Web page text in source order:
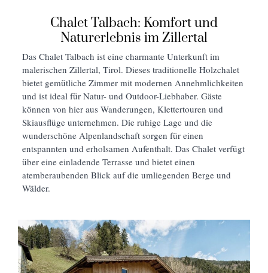
Chalet Talbach: Komfort und
Naturerlebnis im Zillertal
Das Chalet Talbach ist eine charmante Unterkunft im
malerischen Zillertal, Tirol. Dieses traditionelle Holzchalet
bietet gemütliche Zimmer mit modernen Annehmlichkeiten
und ist ideal für Natur- und Outdoor-Liebhaber. Gäste
können von hier aus Wanderungen, Klettertouren und
Skiausflüge unternehmen. Die ruhige Lage und die
wunderschöne Alpenlandschaft sorgen für einen
entspannten und erholsamen Aufenthalt. Das Chalet verfügt
über eine einladende Terrasse und bietet einen
atemberaubenden Blick auf die umliegenden Berge und
Wälder.